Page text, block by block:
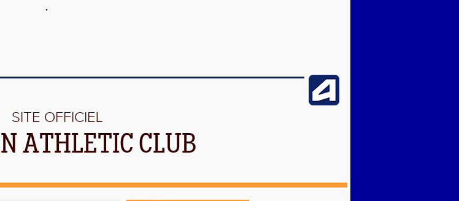
SITE OFFICIEL
ATHLETIC CLUB